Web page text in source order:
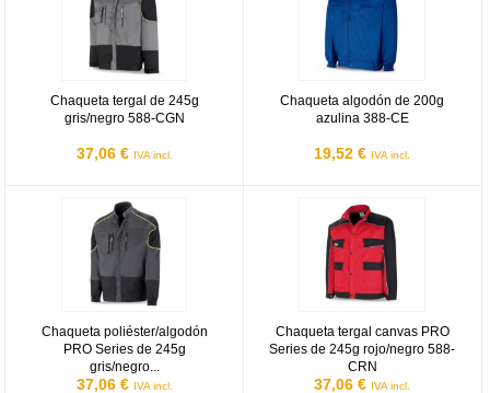
Chaqueta tergal de 245g
gris/negro 588-CGN
37,06 € IVA incl.
Chaqueta algodón de 200g
azulina 388-CE
19,52 € IVA incl.
Chaqueta poliéster/algodón
PRO Series de 245g
gris/negro...
37,06 € IVA incl.
Chaqueta poliéster/algodón PRO Series de 245g gris/negro
Chaqueta tergal canvas PRO
Series de 245g rojo/negro 588-
CRN
37,06 € IVA incl.